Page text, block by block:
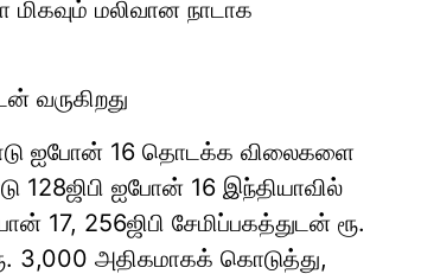
மலிவான நாடாக
வருகிறது
ஐபோன் 16 தொடக்க விலைகளை
ஐபோன் 16 இந்தியாவில்
17, 256ஜிபி சேமிப்பகத்துடன் ரூ.
3,000 அதிகமாகக் கொடுத்து,